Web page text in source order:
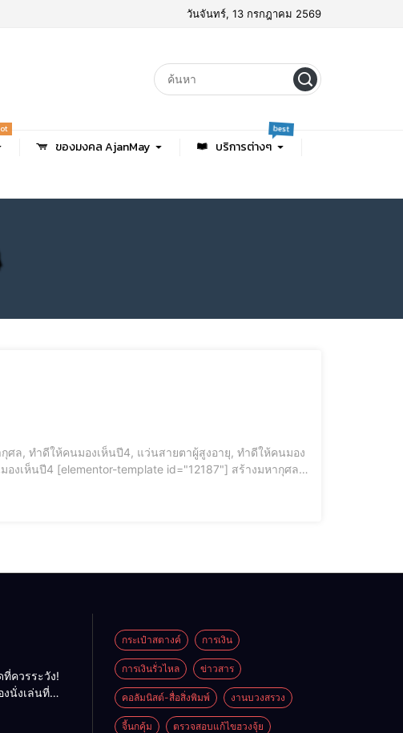
วันจันทร์, 13 กรกฎาคม 2569
ของมงคล AjanMay บริการต่างๆ
best
ที่ควรระวัง!
งนั่งเล่นที่
กระเป๋าสตางค์ การเงิน
การเงินรั่วไหล ข่าวสาร
คอลัมนิสต์-สื่อสิ่งพิมพ์ งานบวงสรวง
จี้นกคุ้ม ตรวจสอบแก้ไขฮวงจุ้ย